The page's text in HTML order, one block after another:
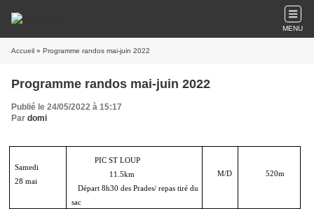
MENU
Accueil » Programme randos mai-juin 2022
Programme randos mai-juin 2022
Publié le 24/05/2022 à 15:17
Par domi
Samedi
28 mai
PIC ST LOUP
11.5km
Départ 8h30 des Prades/ repas tiré du
sac
M/D 520m